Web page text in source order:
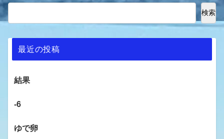
検索
最近の投稿
結果
-6
ゆで卵